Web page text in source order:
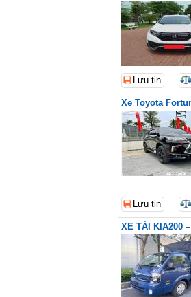
Lưu tin
Xe Toyota
Lưu tin
XE TẢI KIA200